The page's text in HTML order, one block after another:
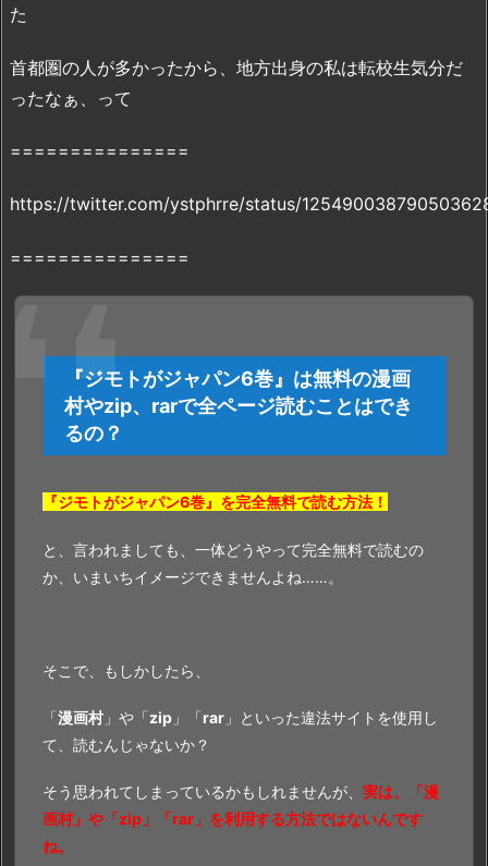
群
i
や
a
め
な
い
理
3.
モ
ト
ャ
ン
6
を
完
全
た
首都圏の人が多かったから、地方出身の私は転校生気分だ
ったなぁ、って
===============
https://twitter.com/ystphrre/status/
===============
『ジモトがジャパン6巻』は無料の漫画
村やzip、rarで全ページ読むことはでき
るの？
『ジモトがジャパン6巻』を完全無料で読む方法！
と、言われましても、一体どうやって完全無料で読むの
か、いまいちイメージできませんよね……。
そこで、もしかしたら、
「漫画村」や「zip 」「rar 」といった違法サイトを使用し
て、読むんじゃないか？
そう思われてしまっているかもしれませんが、 実は、「漫
画村」や「zip」「rar」を利用する方法ではないんです
ね。